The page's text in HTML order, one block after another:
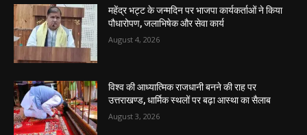
महेंद्र भट्ट के जन्मदिन पर भाजपा कार्यकर्ताओं ने किया
पौधारोपण, जलाभिषेक और सेवा कार्य
August 4, 2026
विश्व की आध्यात्मिक राजधानी बनने की राह पर
उत्तराखण्ड, धार्मिक स्थलों पर बढ़ा आस्था का सैलाब
August 3, 2026